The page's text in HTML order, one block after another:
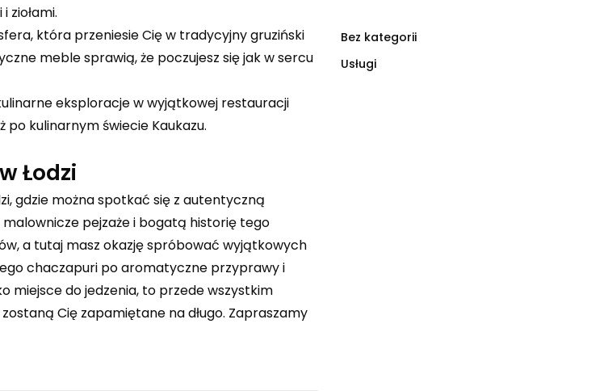
która przeniesie Cię w tradycyjny gruziński
meble sprawią, że poczujesz się jak w sercu
eksploracje w wyjątkowej restauracji
po kulinarnym świecie Kaukazu.
Łodzi
gdzie można spotkać się z autentyczną
pejzaże i bogatą historię tego
a tutaj masz okazję spróbować wyjątkowych
chaczapuri po aromatyczne przyprawy i
miejsce do jedzenia, to przede wszystkim
Cię zapamiętane na długo. Zapraszamy
Bez kategorii
Usługi